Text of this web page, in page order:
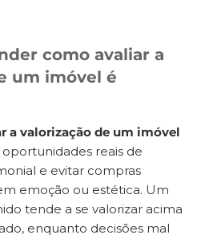
como avaliar a
um imóvel é
a valorização de um imóvel
reais de
e evitar compras
emoção ou estética. Um
tende a se valorizar acima
enquanto decisões mal